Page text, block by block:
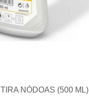
TIRA NÓDOAS (500 ML)